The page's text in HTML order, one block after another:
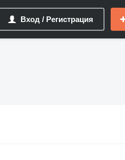
Вход / Регистрация